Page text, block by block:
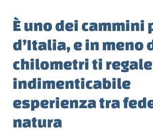
È uno dei cammini
d’Italia, e in meno
chilometri ti
indimenticabile
esperienza tra
natura